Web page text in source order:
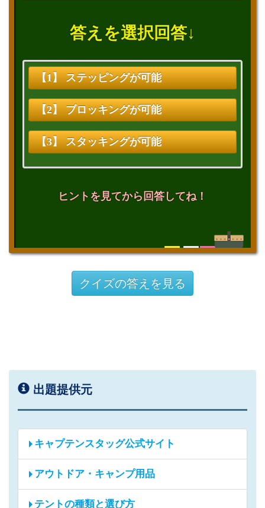
答えを選択回答↓
【1】 ステッピングが可能
【2】 ブロッキングが可能
【3】 スタッキングが可能
ヒントを見てから回答してね！
クイズの答えを見る
出題提供元
キャプテンスタッグ公式サイト
アウトドア・キャンプ用品
テントの種類と選び方